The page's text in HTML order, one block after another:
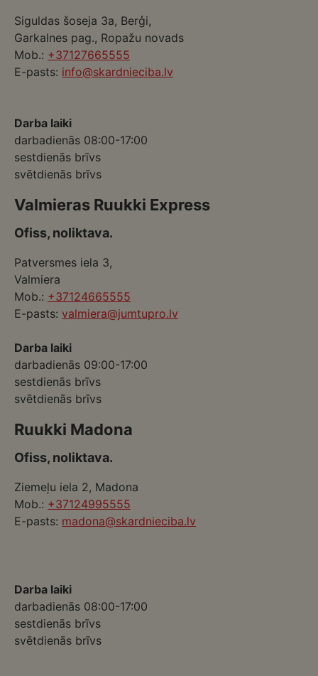
Siguldas šoseja 3a, Berģi,
Garkalnes pag., Ropažu novads
Mob.: +37127665555
E-pasts: info@skardnieciba.lv
Darba laiki
darbadienās 08:00-17:00
sestdienās brīvs
svētdienās brīvs
Valmieras Ruukki Express
Ofiss, noliktava.
Patversmes iela 3,
Valmiera
Mob.: +37124665555
E-pasts: valmiera@jumtupro.lv
Darba laiki
darbadienās 09:00-17:00
sestdienās brīvs
svētdienās brīvs
Ruukki Madona
Ofiss, noliktava.
Ziemeļu iela 2, Madona
Mob.: +37124995555
E-pasts: madona@skardnieciba.lv
Darba laiki
darbadienās 08:00-17:00
sestdienās brīvs
svētdienās brīvs